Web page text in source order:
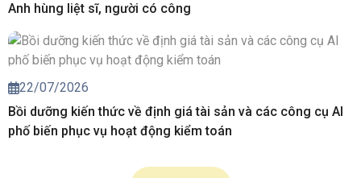
Anh hùng liệt sĩ, người có công
22/07/2026
Bồi dưỡng kiến thức về định giá tài sản và các công cụ AI
phố biến phục vụ hoạt động kiểm toán